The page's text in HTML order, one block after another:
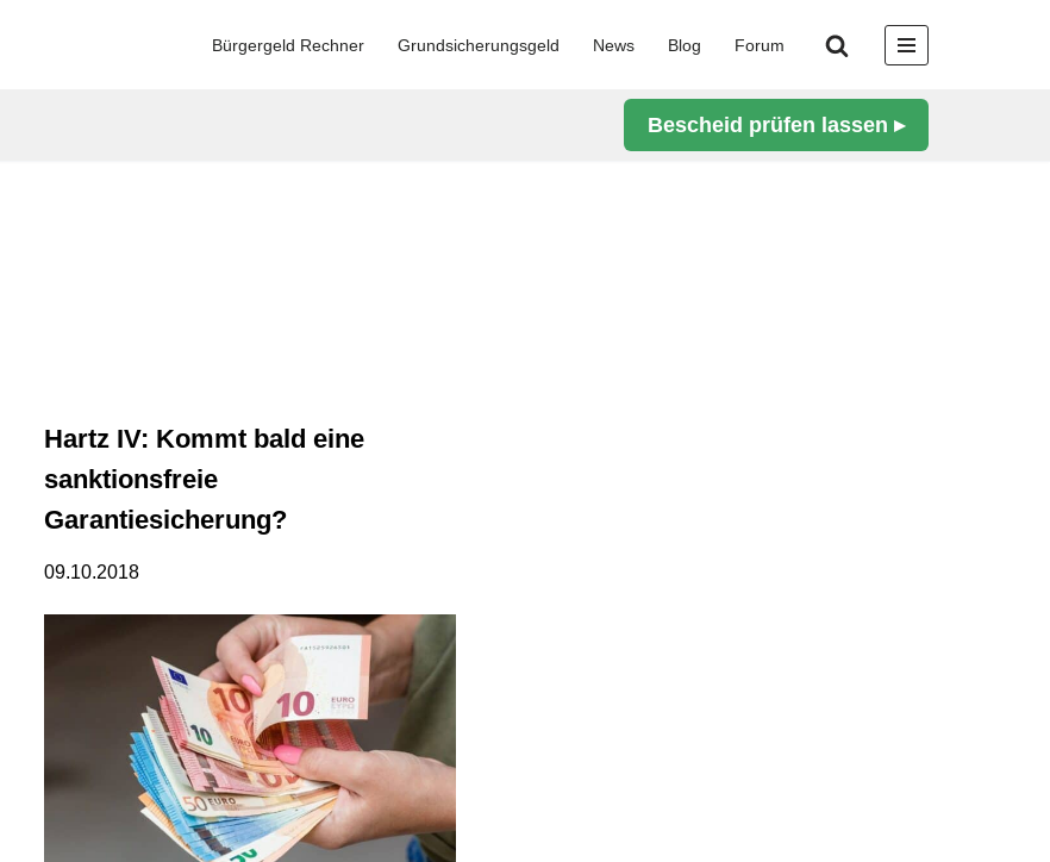
Bürgergeld Rechner Grundsicherungsgeld News Blog Forum
Bescheid prüfen lassen ▸
Hartz IV: Kommt bald eine
sanktionsfreie
Garantiesicherung?
09.10.2018